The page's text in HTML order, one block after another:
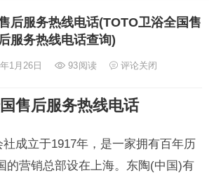
后服务热线电话(TOTO卫浴全国售
服务热线电话查询)
1月26日 93阅读 评论关闭
售后服务热线电话
社成立于1917年，是一家拥有百年历
的营销总部设在上海。东陶(中国)有